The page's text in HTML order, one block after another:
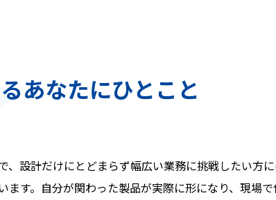
あなたにひとこと
、設計だけにとどまらず幅広い業務に挑戦したい方
ます。自分が関わった製品が実際に形になり、現場